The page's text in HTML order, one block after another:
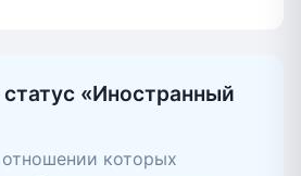
«Иностранный
которых